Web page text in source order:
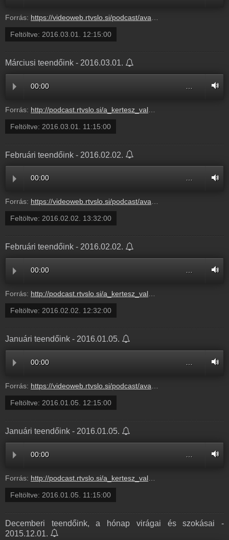
Forrás: https://videoweb.rtvslo.si/podcast/ava_archive02/2016/03/01/Mrciusiteendink250102.mp3
Feltöltve: 2016.03.01. 12:15:00
Márciusi teendőink - 2016.03.01.
00:00
Forrás: http://podcast.rtvslo.si/a_kertesz_valaszol.xml#3261c9a480091ab00c0358861836ab2a
Feltöltve: 2016.03.01. 11:15:00
Februári teendőink - 2016.02.02.
00:00 …
Forrás: https://videoweb.rtvslo.si/podcast/ava_archive02/2016/02/02/Februriteendink247016.mp3
Feltöltve: 2016.02.02. 13:32:00
Februári teendőink - 2016.02.02.
00:00
Forrás: http://podcast.rtvslo.si/a_kertesz_valaszol.xml#db46d5e76e0db274fbd9b4ab6d70f822
Feltöltve: 2016.02.02. 12:32:00
Januári teendőink - 2016.01.05.
00:00
Forrás: https://videoweb.rtvslo.si/podcast/ava_archive02/2016/01/05/Januriteendink243662.mp3
Feltöltve: 2016.01.05. 12:15:00
Januári teendőink - 2016.01.05.
00:00
Forrás: http://podcast.rtvslo.si/a_kertesz_valaszol.xml#fb5079eddee7522615be5bff216b9e3d
Feltöltve: 2016.01.05. 11:15:00
Decemberi teendőink, a hónap virágai és szokásai -
2015.12.01.